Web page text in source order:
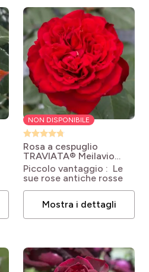
NON DISPONIBILE
Rosa a cespuglio
TRAVIATA® Meilavio
Rosa Traviata 'Meilavio'
Piccolo vantaggio : Le
sue rose antiche rosse
Mostra i dettagli